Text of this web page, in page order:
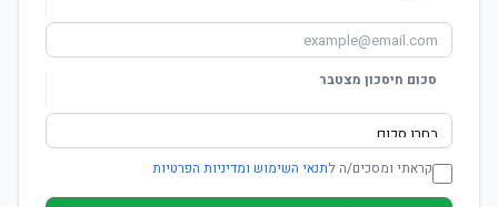
סכום חיסכון מצטבר
קראתי ומסכים/ה לתנאי השימוש ומדיניות הפרטיות